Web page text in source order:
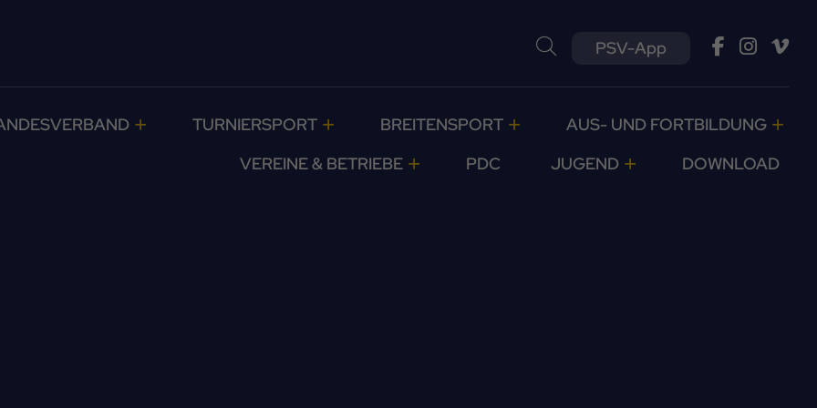
PSV-App
TURNIERSPORT BREITENSPORT
AUS- UND FORTBILDUNG
VEREINE & BETRIEBE
PDC JUGEND DOWNLOAD